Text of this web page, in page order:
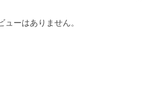
ューはありません。